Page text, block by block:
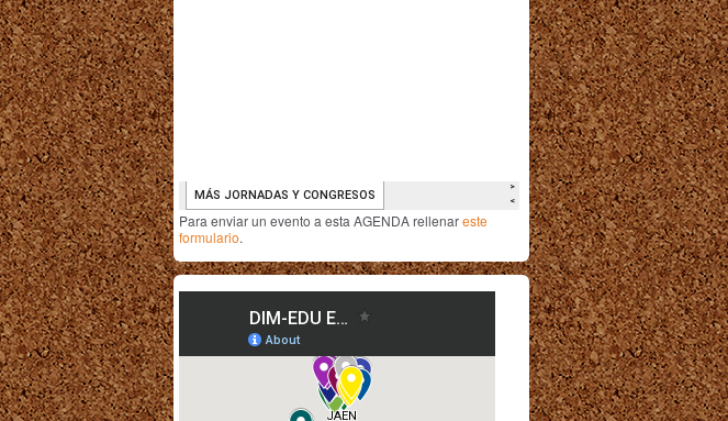
Para enviar un evento a esta AGENDA rellenareste
formulario.